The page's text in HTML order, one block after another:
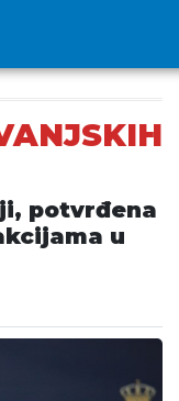
potvrđena
u